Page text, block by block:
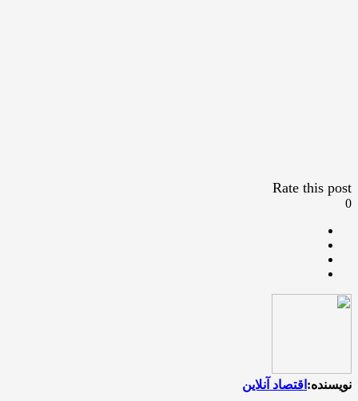
Rate this post
0
نویسنده: اقتصاد آنلاین